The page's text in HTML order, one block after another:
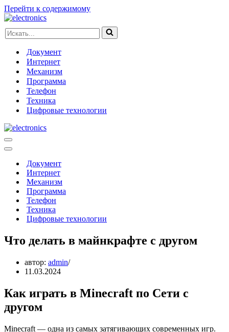
Перейти к содержимому
Искать...
Документ
Интернет
Механизм
Программа
Телефон
Техника
Цифровые технологии
Меню
навигации
Меню
навигацииДокумент
Интернет
Механизм
Программа
Телефон
Техника
Цифровые технологии
Что делать в майнкрафте с другом
автор: admin
11.03.2024
Как играть в Minecraft по Сети с
другом
Minecraft — одна из самых затягивающих современных игр.